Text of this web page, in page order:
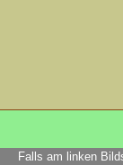
Falls am linken